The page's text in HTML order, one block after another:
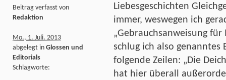
Liebesgeschichten
immer, weswegen ich
„Gebrauchsanweisung für
schlug ich also
folgende Zeilen: „Die
hat hier überall
Beitrag verfasst von
Redaktion
Mo., 1. Juli. 2013
abgelegt in Glossen und
Editorials
Schlagworte: